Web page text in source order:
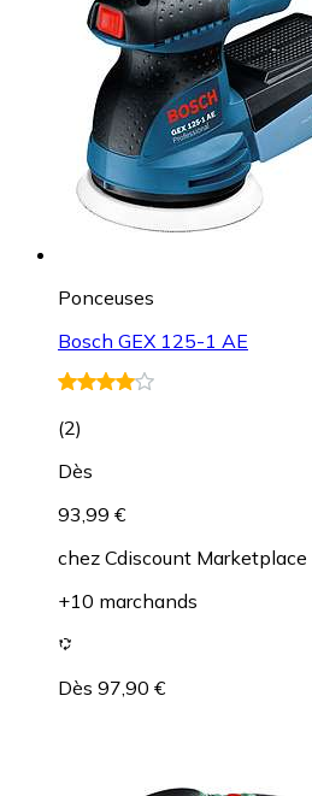
Ponceuses
Bosch GEX 125-1 AE
(2)
Dès
93,99 €
chez Cdiscount Marketplace
+10 marchands
Dès 97,90 €